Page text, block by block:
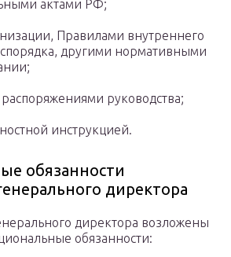
актами РФ;
Правилами внутреннего
другими нормативными
руководства;
инструкцией.
обязанности
директора
директора возложены
обязанности: